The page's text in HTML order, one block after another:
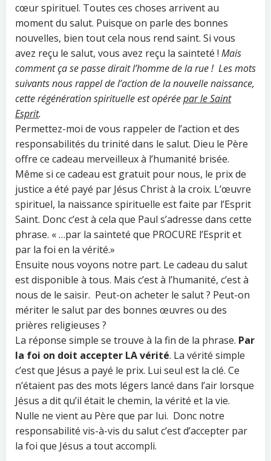
cœur spirituel. Toutes ces choses arrivent au
moment du salut. Puisque on parle des bonnes
nouvelles, bien tout cela nous rend saint. Si vous
avez reçu le salut, vous avez reçu la sainteté ! Mais
comment ça se passe dirait l’homme de la rue ! Les mots
suivants nous rappel de l’action de la nouvelle naissance,
cette régénération spirituelle est opéréepar le Saint
Esprit.
Permettez-moi de vous rappeler de l’action et des
responsabilités du trinité dans le salut. Dieu le Père
offre ce cadeau merveilleux à l’humanité brisée.
Même si ce cadeau est gratuit pour nous, le prix de
justice a été payé par Jésus Christ à la croix. L’œuvre
spirituel, la naissance spirituelle est faite par l’Esprit
Saint. Donc c’est à cela que Paul s’adresse dans cette
phrase. « …par la sainteté que PROCURE l’Esprit et
par la foi en la vérité.»
Ensuite nous voyons notre part. Le cadeau du salut
est disponible à tous. Mais c’est à l’humanité, c’est à
nous de le saisir. Peut-on acheter le salut ? Peut-on
mériter le salut par des bonnes œuvres ou des
prières religieuses ?
La réponse simple se trouve à la fin de la phrase. Par
la foi on doit accepter LA vérité. La vérité simple
c’est que Jésus a payé le prix. Lui seul est la clé. Ce
n’étaient pas des mots légers lancé dans l’air lorsque
Jésus a dit qu’il était le chemin, la vérité et la vie.
Nulle ne vient au Père que par lui. Donc notre
responsabilité vis-à-vis du salut c’est d’accepter par
la foi que Jésus a tout accompli.